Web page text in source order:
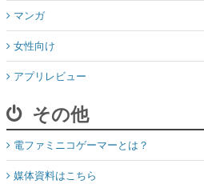
マンガ
女性向け
アプリレビュー
その他
電ファミニコゲーマーとは？
媒体資料はこちら